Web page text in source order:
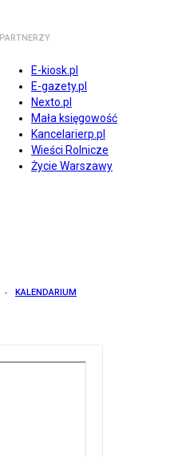
PARTNERZY
E-kiosk.pl
E-gazety.pl
Nexto.pl
Mała księgowość
Kancelarierp.pl
Wieści Rolnicze
Życie Warszawy
KALENDARIUM